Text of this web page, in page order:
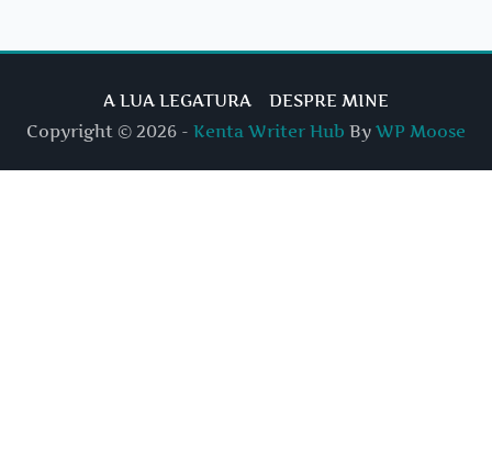
A LUA LEGATURA
DESPRE MINE
Copyright © 2026 - Kenta Writer Hub By WP Moose